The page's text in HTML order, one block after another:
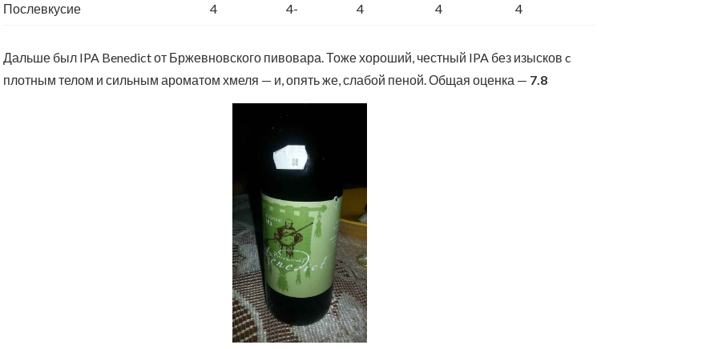
Послевкусие 4 4- 4 4 4
Дальше был IPA Benedict от Бржевновского пивовара. Тоже хороший, честный IPA без изысков c
плотным телом и сильным ароматом хмеля — и, опять же, слабой пеной. Общая оценка — 7.8